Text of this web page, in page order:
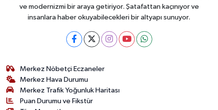
ve modernizmi bir araya getiriyor. Şatafattan kaçınıyor ve
insanlara haber okuyabilecekleri bir altyapı sunuyor.
Merkez Nöbetçi Eczaneler
Merkez Hava Durumu
Merkez Trafik Yoğunluk Haritası
Puan Durumu ve Fikstür